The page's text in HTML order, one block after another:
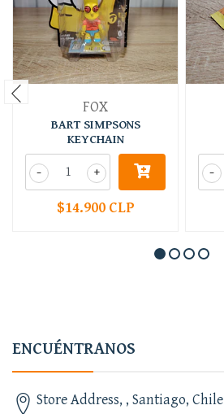
FOX
BART SIMPSONS
KEYCHAIN
+
-
$14.900 CLP
-
ENCUÉNTRANOS
Store Address, , Santiago, Chile